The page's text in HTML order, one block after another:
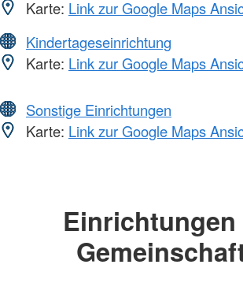
Karte: Link zur Google Maps
Kindertageseinrichtung
Karte: Link zur Google Maps
Sonstige Einrichtungen
Karte: Link zur Google Maps
Einrichtungen